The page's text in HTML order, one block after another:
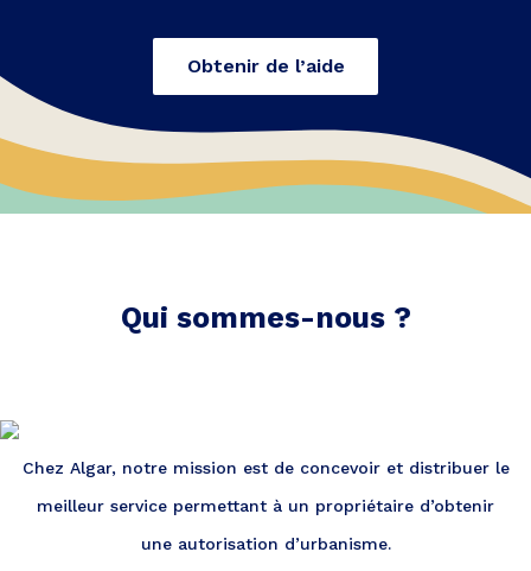
Obtenir de l’aide
Qui sommes-nous ?
Chez Algar, notre mission est de concevoir et distribuer le
meilleur service permettant à un propriétaire d’obtenir
une autorisation d’urbanisme.